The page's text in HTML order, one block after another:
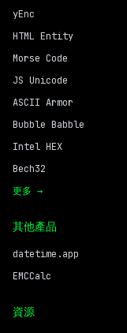
yEnc
HTML Entity
Morse Code
JS Unicode
ASCII Armor
Bubble Babble
Intel HEX
Bech32
更多 →
其他產品
datetime.app
EMCCalc
資源